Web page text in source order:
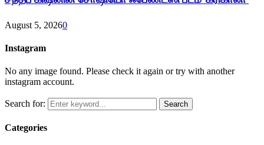
August 5, 20260
Instagram
No any image found. Please check it again or try with another
instagram account.
Search for: Search
Categories